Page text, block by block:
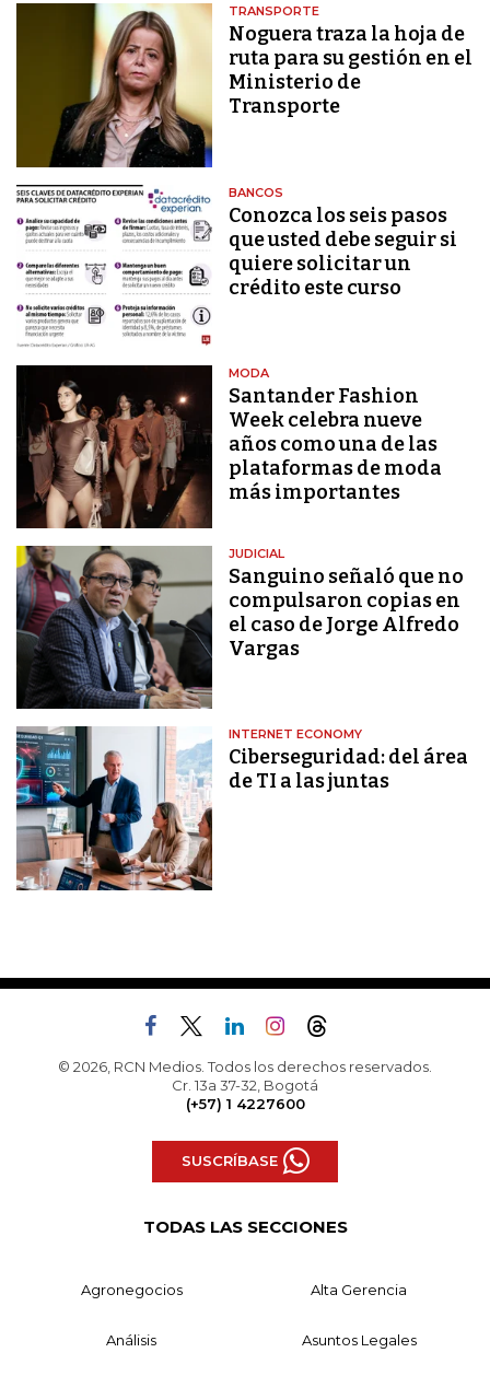
TRANSPORTE
Noguera traza la hoja de
ruta para su gestión en el
Ministerio de
Transporte
BANCOS
Conozca los seis pasos
que usted debe seguir si
quiere solicitar un
crédito este curso
MODA
Santander Fashion
Week celebra nueve
años como una de las
plataformas de moda
más importantes
JUDICIAL
Sanguino señaló que no
compulsaron copias en
el caso de Jorge Alfredo
Vargas
INTERNET ECONOMY
Ciberseguridad: del área
de TI a las juntas
© 2026, RCN Medios. Todos los derechos reservados.
Cr. 13a 37-32, Bogotá
(+57) 1 4227600
SUSCRÍBASE
TODAS LAS SECCIONES
Agronegocios Alta Gerencia
Análisis Asuntos Legales